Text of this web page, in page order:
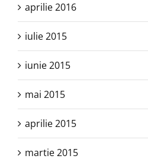
aprilie 2016
iulie 2015
iunie 2015
mai 2015
aprilie 2015
martie 2015